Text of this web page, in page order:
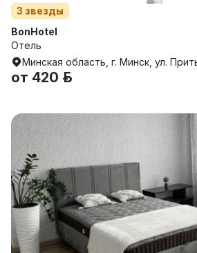
3 звезды
BonHotel
Отель
Минская область, г. Минск, ул.
от 420 р.